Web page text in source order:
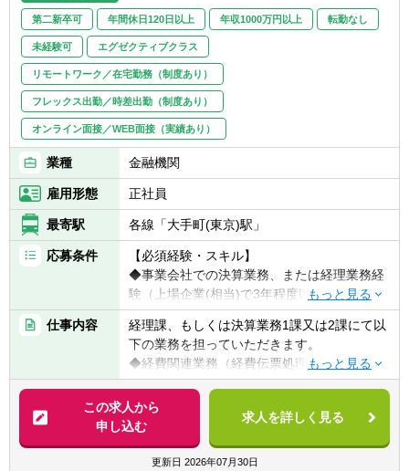
方
・チームワークを大切にできる方
・変化を楽しめる、前向きな方
・新しい知識を学ぶことに意欲的な方
・「言われたことをやる」だけでなく、自分
で考えて行動できる方
※TOEICスコア未保有の方は、入社後TOEIC
スコアを取得いただきます
※ 楽天証券ホールディングスの経理業務も兼
務していただきます。
【組織】
所属は財務企画本部 経理部
第二新卒可 年間休日120日以上 年収1000万円以上 転勤なし
未経験可 エグゼクティブクラス
リモートワーク／在宅勤務（制度あり）
フレックス出勤／時差出勤（制度あり）
オンライン面接／WEB面接（実績あり）
業種 金融機関
雇用形態 正社員
最寄駅 各線「大手町(東京)駅」
応募条件
【必須経験・スキル】
◆事業会社での決算業務、または経理業務経
験（上場企業(相当)で3年程度以上）
◆監査法人・税理士法人での業務経験
【以下の経験あれば、なお可】
◆公認会計士、税理士資格あればなお可
◆金融機関での就業経験不問
◆税務関連業務従事経験が長ければなお可
◆組織のマネジメント経験あればなお可
◆有価証券報告書作成経験あればなお可
◆税務（法人税等）申告書作成経験あればな
仕事内容
経理課、もしくは決算業務1課又は2課にて以
下の業務を担っていただきます。
◆経費関連業務（経費伝票処理及び支払処
理）
◆固定資産管理業務（有形・無形）及びリー
ス取引関連業務
◆日本会計基準及びIFRS会計基準に基づく決
算業務
この求人から
申し込む
求人を詳しく見る
更新日 2026年07月30日